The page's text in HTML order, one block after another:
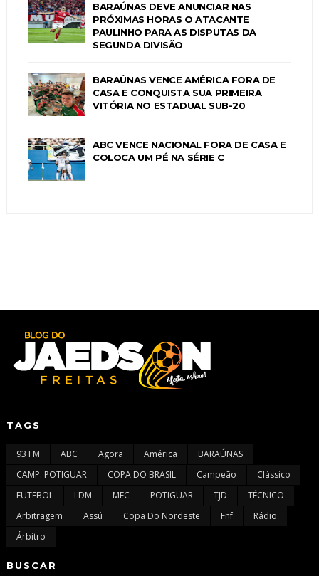
BARAÚNAS DEVE ANUNCIAR NAS
PRÓXIMAS HORAS O ATACANTE
PAULINHO PARA AS DISPUTAS DA
SEGUNDA DIVISÃO
BARAÚNAS VENCE AMÉRICA FORA DE
CASA E CONQUISTA SUA PRIMEIRA
VITÓRIA NO ESTADUAL SUB-20
ABC VENCE NACIONAL FORA DE CASA E
COLOCA UM PÉ NA SÉRIE C
TAGS
93 FM ABC Agora América
BARAÚNAS
CAMP. POTIGUAR
COPA DO BRASIL Campeão
Clássico
FUTEBOL
LDM MEC POTIGUAR TJD
TÉCNICO
Arbitragem
Assú Copa Do Nordeste Fnf
Rádio
Árbitro
BUSCAR